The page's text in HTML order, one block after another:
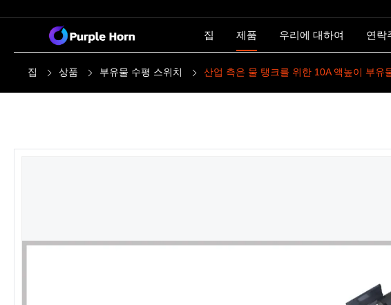
집 제품 우리에 대하여 연락
집 상품 부유물 수평 스위치 산업 측은 물 탱크를 위한 10A 액높이 부유